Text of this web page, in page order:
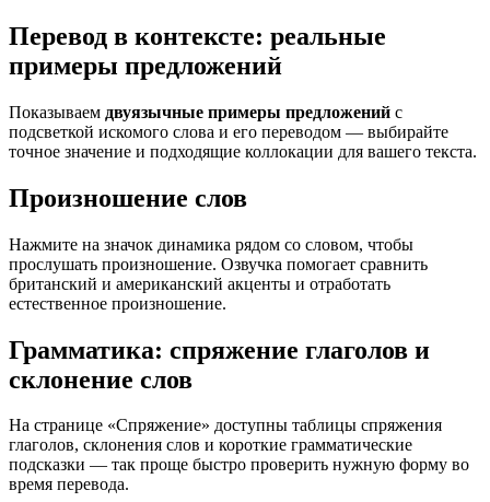
Перевод в контексте: реальные
примеры предложений
Показываем двуязычные примеры предложений с
подсветкой искомого слова и его переводом — выбирайте
точное значение и подходящие коллокации для вашего текста.
Произношение слов
Нажмите на значок динамика рядом со словом, чтобы
прослушать произношение. Озвучка помогает сравнить
британский и американский акценты и отработать
естественное произношение.
Грамматика: спряжение глаголов и
склонение слов
На странице «Спряжение» доступны таблицы спряжения
глаголов, склонения слов и короткие грамматические
подсказки — так проще быстро проверить нужную форму во
время перевода.